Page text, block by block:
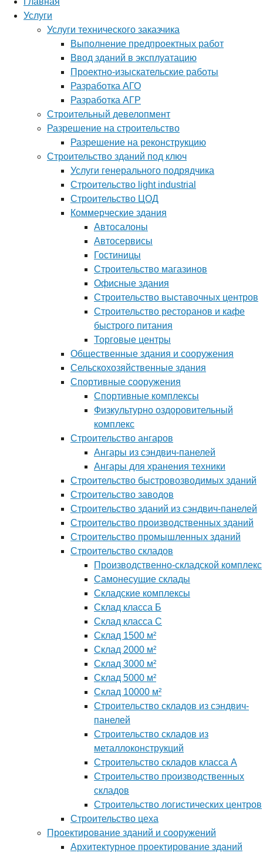
Услуги
Услуги технического заказчика
Выполнение предпроектных работ
Ввод зданий в эксплуатацию
Проектно-изыскательские работы
Разработка АГО
Разработка АГР
Строительный девелопмент
Разрешение на строительство
Разрешение на реконструкцию
Строительство зданий под ключ
Услуги генерального подрядчика
Строительство light industrial
Строительство ЦОД
Коммерческие здания
Автосалоны
Автосервисы
Гостиницы
Строительство магазинов
Офисные здания
Строительство выставочных центров
Строительство ресторанов и кафе
быстрого питания
Торговые центры
Общественные здания и сооружения
Сельскохозяйственные здания
Спортивные сооружения
Спортивные комплексы
Физкультурно оздоровительный
комплекс
Строительство ангаров
Ангары из сэндвич-панелей
Ангары для хранения техники
Строительство быстровозводимых зданий
Строительство заводов
Строительство зданий из сэндвич-панелей
Строительство производственных зданий
Строительство промышленных зданий
Строительство складов
Производственно-складской комплекс
Самонесущие склады
Складские комплексы
Склад класса Б
Склад класса С
Склад 1500 м²
Склад 2000 м²
Склад 3000 м²
Склад 5000 м²
Склад 10000 м²
Строительство складов из сэндвич-
панелей
Строительство складов из
металлоконструкций
Строительство складов класса А
Строительство производственных
складов
Строительство логистических центров
Строительство цеха
Проектирование зданий и сооружений
Архитектурное проектирование зданий